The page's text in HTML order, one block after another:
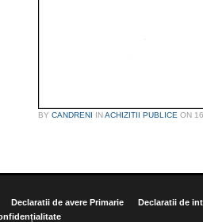
BY CANDRENI INACHIZITII PUBLICE ON
Declaratii de avere Primarie
Declaratii de